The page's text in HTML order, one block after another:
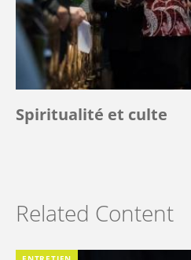
Spiritualité et culte
Related Content